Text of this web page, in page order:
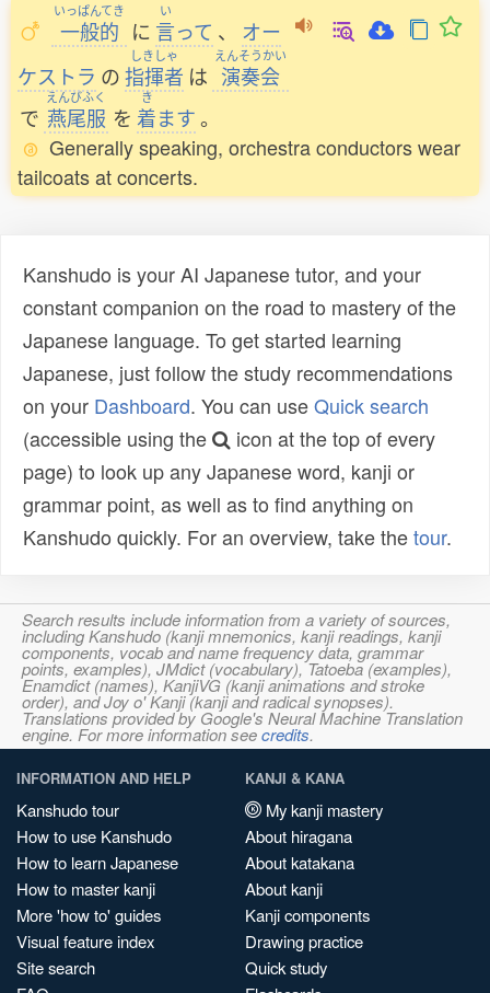
いっぱんてき
一般的 に
い
言って 、
オー
ケストラ の
しきしゃ
指揮者 は
えんそうかい
演奏会
で
えんびふく
燕尾服 を
き
着ます。
Generally speaking, orchestra conductors wear
tailcoats at concerts.
Kanshudo is your AI Japanese tutor, and your
constant companion on the road to mastery of the
Japanese language. To get started learning
Japanese, just follow the study recommendations
on your Dashboard. You can useQuick search
(accessible using the
icon at the top of every
page) to look up any Japanese word, kanji or
grammar point, as well as to find anything on
Kanshudo quickly. For an overview, take thetour.
Search results include information from a variety of sources,
including Kanshudo (kanji mnemonics, kanji readings, kanji
components, vocab and name frequency data, grammar
points, examples), JMdict (vocabulary), Tatoeba (examples),
Enamdict (names), KanjiVG (kanji animations and stroke
order), and Joy o' Kanji (kanji and radical synopses).
Translations provided by Google's Neural Machine Translation
engine. For more information seecredits.
INFORMATION AND HELP
Kanshudo tour
How to use Kanshudo
How to learn Japanese
How to master kanji
More 'how to' guides
Visual feature index
Site search
KANJI & KANA
My kanji mastery
About hiragana
About katakana
About kanji
Kanji components
Drawing practice
Quick study